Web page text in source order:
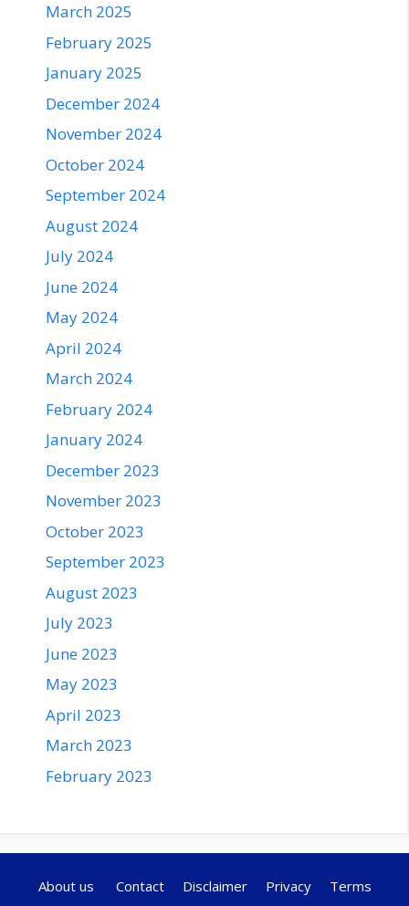
March 2025
February 2025
January 2025
December 2024
November 2024
October 2024
September 2024
August 2024
July 2024
June 2024
May 2024
April 2024
March 2024
February 2024
January 2024
December 2023
November 2023
October 2023
September 2023
August 2023
July 2023
June 2023
May 2023
April 2023
March 2023
February 2023
About us Contact Disclaimer Privacy Terms